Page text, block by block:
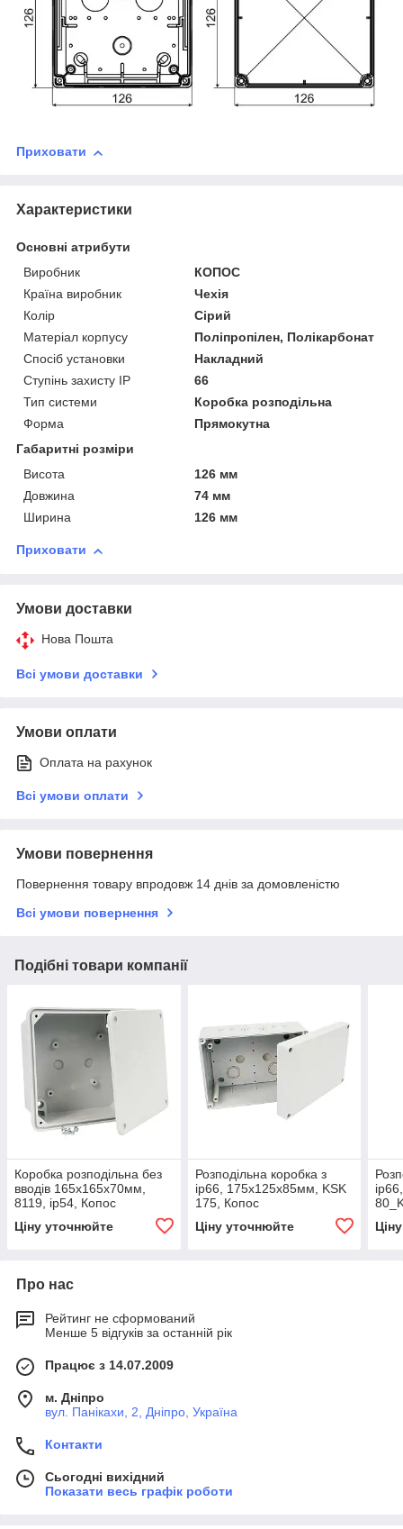
Приховати
Характеристики
Основні атрибути
Виробник
КОПОС
Країна виробник
Чехія
Колір
Сірий
Матеріал корпусу
Поліпропілен, Полікарбонат
Спосіб установки
Накладний
Ступінь захисту IP
66
Тип системи
Коробка розподільна
Форма
Прямокутна
Габаритні розміри
Висота
126 мм
Довжина
74 мм
Ширина
126 мм
Приховати
Умови доставки
Нова Пошта
Всі умови доставки
Умови оплати
Оплата на рахунок
Всі умови оплати
Умови повернення
Повернення товару впродовж 14 днів за домовленістю
Всі умови повернення
Подібні товари компанії
Коробка розподільна без
вводів 165х165х70мм,
8119, ip54, Копос
Ціну уточнюйте
Розподільна коробка з
ip66, 175х125х85мм, KSK
175, Копос
Ціну уточнюйте
Про нас
Рейтинг не сформований
Менше 5 відгуків за останній рік
Працює з 14.07.2009
м. Дніпро
вул. Панікахи, 2, Дніпро, Україна
Контакти
Сьогодні вихідний
Показати весь графік роботи